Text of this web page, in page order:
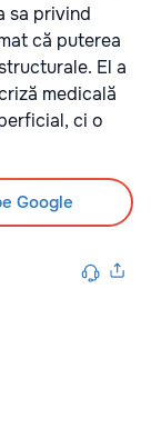
sa privind
că puterea
El a
medicală
ci o
Google